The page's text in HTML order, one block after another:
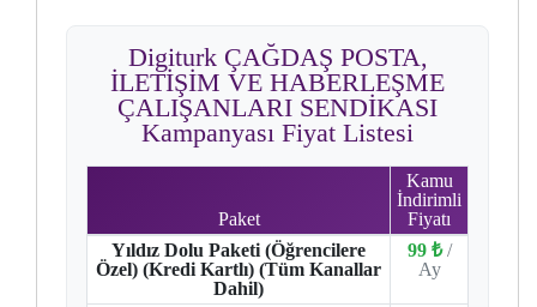
Digiturk ÇAĞDAŞ POSTA,
İLETİŞİM VE HABERLEŞME
ÇALIŞANLARI SENDİKASI
Kampanyası Fiyat Listesi
Paket
Kamu
İndirimli
Fiyatı
Yıldız Dolu Paketi (Öğrencilere
Özel) (Kredi Kartlı) (Tüm Kanallar
Dahil)
99 ₺ /
Ay